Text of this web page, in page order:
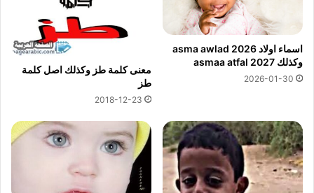
اسماء اولاد 2026 asma awlad
وكذلك asmaa atfal 2027
2026-01-30
معنى كلمة طز وكذلك اصل كلمة
طز
2018-12-23